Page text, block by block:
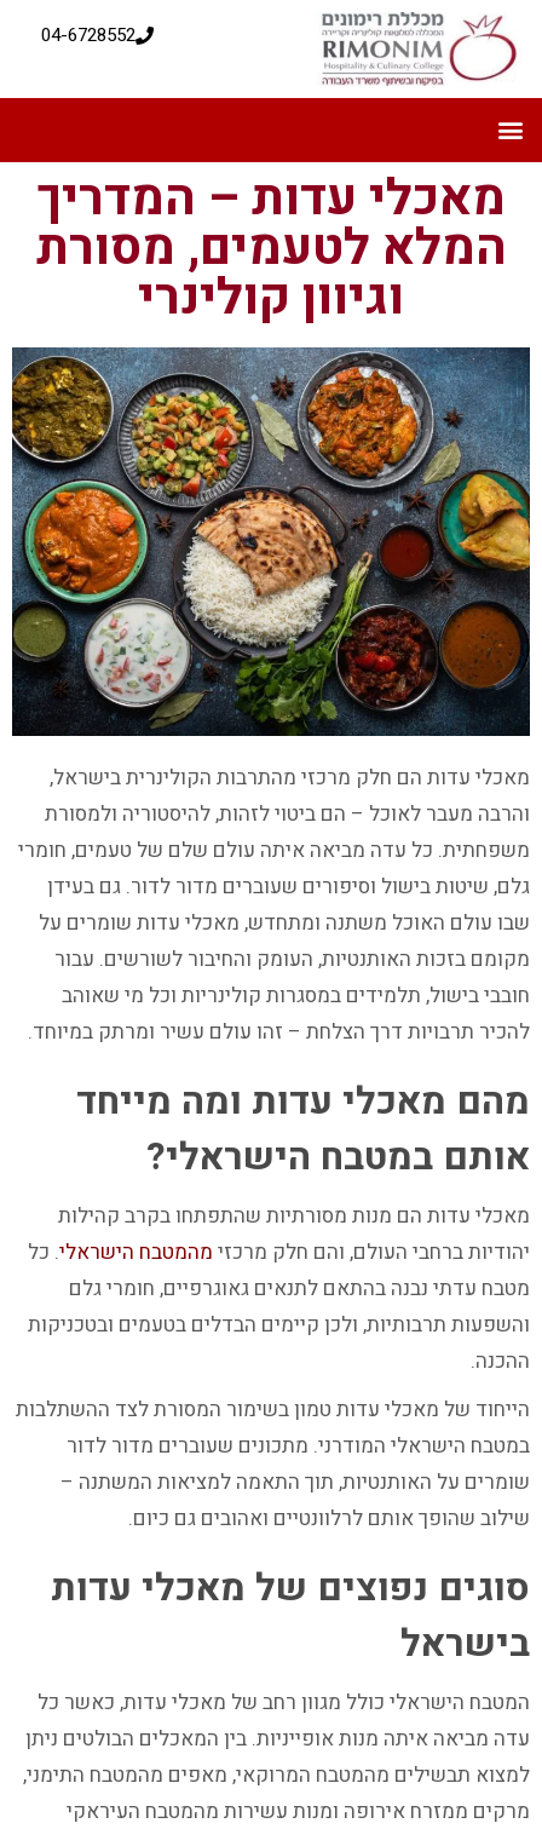
04-6728552
מאכלי עדות – המדריך
המלא לטעמים, מסורת
וגיוון קולינרי
מאכלי עדות הם חלק מרכזי מהתרבות הקולינרית בישראל,
והרבה מעבר לאוכל – הם ביטוי לזהות, להיסטוריה ולמסורת
משפחתית. כל עדה מביאה איתה עולם שלם של טעמים, חומרי
גלם, שיטות בישול וסיפורים שעוברים מדור לדור. גם בעידן
שבו עולם האוכל משתנה ומתחדש, מאכלי עדות שומרים על
מקומם בזכות האותנטיות, העומק והחיבור לשורשים. עבור
חובבי בישול, תלמידים במסגרות קולינריות וכל מי שאוהב
להכיר תרבויות דרך הצלחת – זהו עולם עשיר ומרתק במיוחד.
מהם מאכלי עדות ומה מייחד
אותם במטבח הישראלי?
מאכלי עדות הם מנות מסורתיות שהתפתחו בקרב קהילות
יהודיות ברחבי העולם, והם חלק מרכזי מהמטבח הישראלי. כל
מטבח עדתי נבנה בהתאם לתנאים גאוגרפיים, חומרי גלם
והשפעות תרבותיות, ולכן קיימים הבדלים בטעמים ובטכניקות
ההכנה.
הייחוד של מאכלי עדות טמון בשימור המסורת לצד ההשתלבות
במטבח הישראלי המודרני. מתכונים שעוברים מדור לדור
שומרים על האותנטיות, תוך התאמה למציאות המשתנה –
שילוב שהופך אותם לרלוונטיים ואהובים גם כיום.
סוגים נפוצים של מאכלי עדות
בישראל
המטבח הישראלי כולל מגוון רחב של מאכלי עדות, כאשר כל
עדה מביאה איתה מנות אופייניות. בין המאכלים הבולטים ניתן
למצוא תבשילים מהמטבח המרוקאי, מאפים מהמטבח התימני,
מרקים ממזרח אירופה ומנות עשירות מהמטבח העיראקי